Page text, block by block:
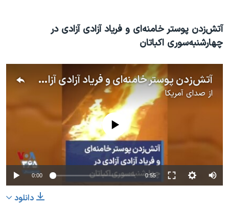
آتش‌زدن پوستر خامنه‌ای و فریاد آزادی آزادی در
چهارشنبه‌سوری اکباتان
آتش‌زدن پوستر خامنه‌ای و فریاد آزادی آزادی در چهارشنبه‌سوری اکباتان
از صدای آمریکا
No media source currently available
0:00 0:55
دانلود